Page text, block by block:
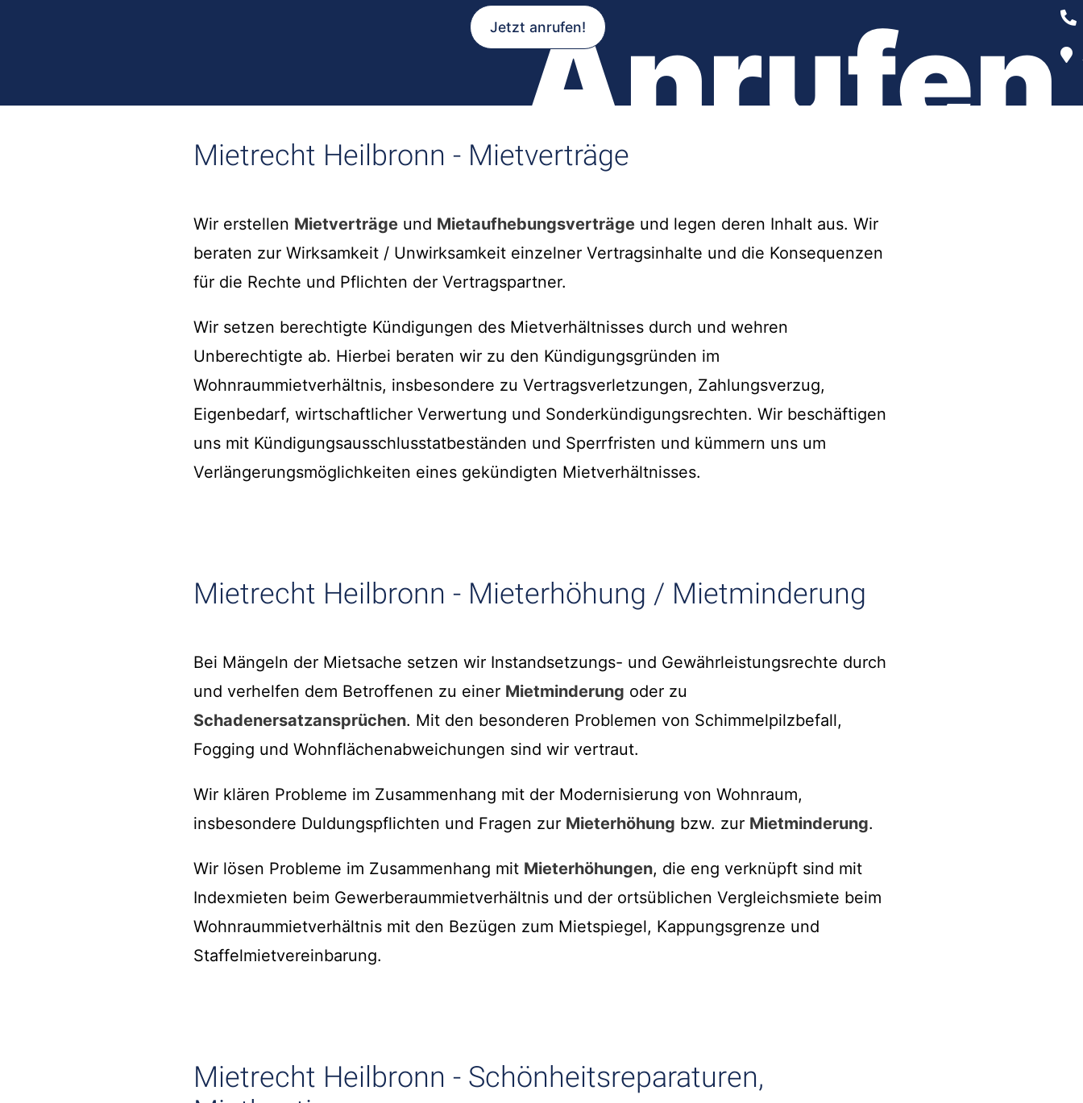
Jetzt anrufen!
Anrufen
Mietrecht Heilbronn - Mietverträge
Wir erstellen Mietverträge und Mietaufhebungsverträge und legen deren Inhalt aus. Wir
beraten zur Wirksamkeit / Unwirksamkeit einzelner Vertragsinhalte und die Konsequenzen
für die Rechte und Pflichten der Vertragspartner.
Wir setzen berechtigte Kündigungen des Mietverhältnisses durch und wehren
Unberechtigte ab. Hierbei beraten wir zu den Kündigungsgründen im
Wohnraummietverhältnis, insbesondere zu Vertragsverletzungen, Zahlungsverzug,
Eigenbedarf, wirtschaftlicher Verwertung und Sonderkündigungsrechten. Wir beschäftigen
uns mit Kündigungsausschlusstatbeständen und Sperrfristen und kümmern uns um
Verlängerungsmöglichkeiten eines gekündigten Mietverhältnisses.
Mietrecht Heilbronn - Mieterhöhung / Mietminderung
Bei Mängeln der Mietsache setzen wir Instandsetzungs- und Gewährleistungsrechte durch
und verhelfen dem Betroffenen zu einer Mietminderung oder zu
Schadenersatzansprüchen. Mit den besonderen Problemen von Schimmelpilzbefall,
Fogging und Wohnflächenabweichungen sind wir vertraut.
Wir klären Probleme im Zusammenhang mit der Modernisierung von Wohnraum,
insbesondere Duldungspflichten und Fragen zur Mieterhöhung bzw. zur Mietminderung.
Wir lösen Probleme im Zusammenhang mit Mieterhöhungen, die eng verknüpft sind mit
Indexmieten beim Gewerberaummietverhältnis und der ortsüblichen Vergleichsmiete beim
Wohnraummietverhältnis mit den Bezügen zum Mietspiegel, Kappungsgrenze und
Staffelmietvereinbarung.
Mietrecht Heilbronn - Schönheitsreparaturen,